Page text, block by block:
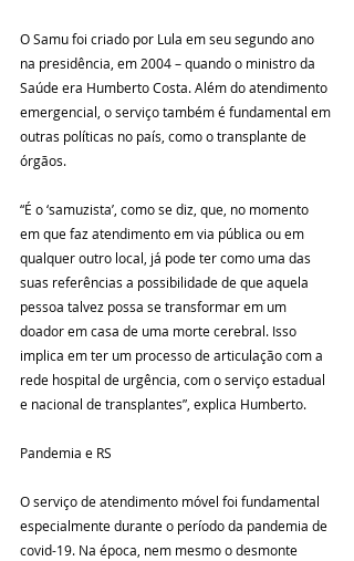
O Samu foi criado por Lula em seu segundo ano
na presidência, em 2004 – quando o ministro da
Saúde era Humberto Costa. Além do atendimento
emergencial, o serviço também é fundamental em
outras políticas no país, como o transplante de
órgãos.
“É o ‘samuzista’, como se diz, que, no momento
em que faz atendimento em via pública ou em
qualquer outro local, já pode ter como uma das
suas referências a possibilidade de que aquela
pessoa talvez possa se transformar em um
doador em casa de uma morte cerebral. Isso
implica em ter um processo de articulação com a
rede hospital de urgência, com o serviço estadual
e nacional de transplantes”, explica Humberto.
Pandemia e RS
O serviço de atendimento móvel foi fundamental
especialmente durante o período da pandemia de
covid-19. Na época, nem mesmo o desmonte